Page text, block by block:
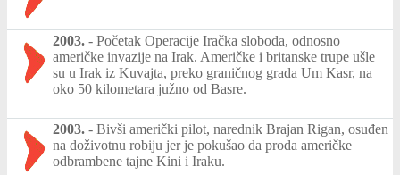
2003. - Početak Operacije Iračka sloboda, odnosno
američke invazije na Irak. Američke i britanske trupe ušle
su u Irak iz Kuvajta, preko graničnog grada Um Kasr, na
oko 50 kilometara južno od Basre.
2003. - Bivši američki pilot, narednik Brajan Rigan, osuđen
na doživotnu robiju jer je pokušao da proda američke
odbrambene tajne Kini i Iraku.